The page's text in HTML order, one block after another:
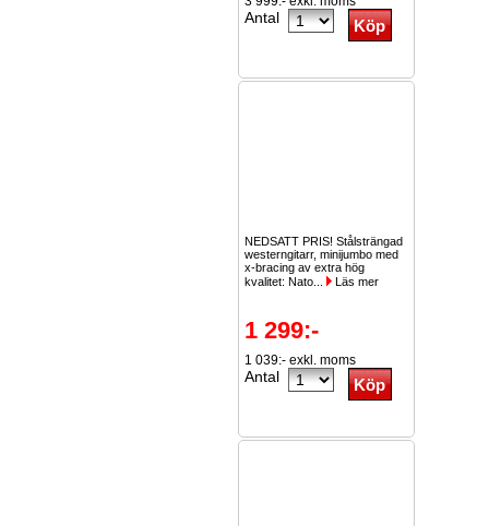
Antal
NEDSATT PRIS! Stålsträngad
westerngitarr, minijumbo med
x-bracing av extra hög
kvalitet: Nato...
Läs mer
1 299:-
1 039:- exkl. moms
Antal